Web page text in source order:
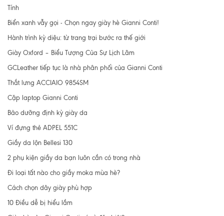
Tính
Biển xanh vẫy gọi - Chọn ngay giày hè Gianni Conti!
Hành trình kỳ diệu: từ trang trại bước ra thế giới
Giày Oxford – Biểu Tượng Của Sự Lịch Lãm
GCLeather tiếp tục là nhà phân phối của Gianni Conti
Thắt lưng ACCIAIO 9854SM
Cặp laptop Gianni Conti
Bảo dưỡng định kỳ giày da
Ví đựng thẻ ADPEL 551C
Giầy da lộn Bellesi 130
2 phụ kiện giầy da bạn luôn cần có trong nhà
Đi loại tất nào cho giầy moka mùa hè?
Cách chọn dây giày phù hợp
10 Điều dễ bị hiểu lầm